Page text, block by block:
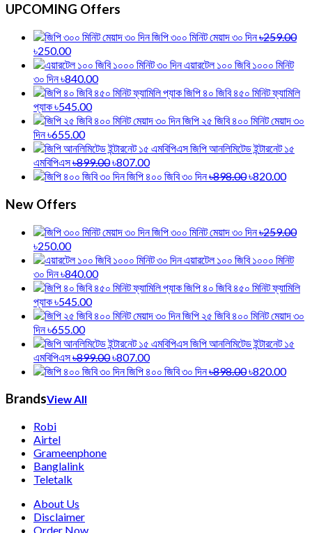
UPCOMING Offers
জিপি ৩০০ মিনিট মেয়াদ ৩০ দিন৳259.00
৳250.00
এয়ারটেল ১০০ জিবি ১০০০ মিনিট
৩০ দিন৳840.00
জিপি ৪০ জিবি ৪৫০ মিনিট ফ্যামিলি
প্যাক৳545.00
জিপি ২৫ জিবি ৪০০ মিনিট মেয়াদ ৩০
দিন৳655.00
জিপি আনলিমিটেড ইন্টারনেট ১৫
এমবিপিএস৳899.00৳807.00
জিপি ৪০০ জিবি ৩০ দিন৳898.00৳820.00
New Offers
জিপি ৩০০ মিনিট মেয়াদ ৩০ দিন৳259.00
৳250.00
এয়ারটেল ১০০ জিবি ১০০০ মিনিট
৩০ দিন৳840.00
জিপি ৪০ জিবি ৪৫০ মিনিট ফ্যামিলি
প্যাক৳545.00
জিপি ২৫ জিবি ৪০০ মিনিট মেয়াদ ৩০
দিন৳655.00
জিপি আনলিমিটেড ইন্টারনেট ১৫
এমবিপিএস৳899.00৳807.00
জিপি ৪০০ জিবি ৩০ দিন৳898.00৳820.00
BrandsView All
Robi
Airtel
Grameenphone
Banglalink
Teletalk
About Us
Disclaimer
Order Now